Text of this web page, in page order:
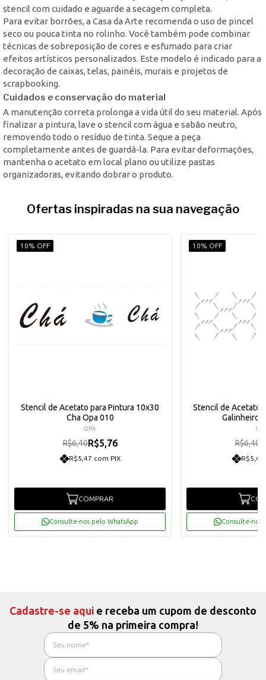
stencil com cuidado e aguarde a secagem completa.
Para evitar borrões, a Casa da Arte recomenda o uso de pincel
seco ou pouca tinta no rolinho. Você também pode combinar
técnicas de sobreposição de cores e esfumado para criar
efeitos artísticos personalizados. Este modelo é indicado para a
decoração de caixas, telas, painéis, murais e projetos de
scrapbooking.
Cuidados e conservação do material
A manutenção correta prolonga a vida útil do seu material. Após
finalizar a pintura, lave o stencil com água e sabão neutro,
removendo todo o resíduo de tinta. Seque a peça
completamente antes de guardá-la. Para evitar deformações,
mantenha o acetato em local plano ou utilize pastas
organizadoras, evitando dobrar o produto.
Ofertas inspiradas na sua navegação
10% OFF
Stencil de Acetato para Pintura 10x30
Cha Opa 010
OPA
R$6,40R$5,76
R$5,47 com PIX
COMPRAR
Consulte-nos pelo WhatsApp
10% OFF
Stencil de Acetato
Galinheiro
R$6,40
R$5,47
Consulte-nos
Cadastre-se aqui e receba um cupom de desconto
de 5% na primeira compra!